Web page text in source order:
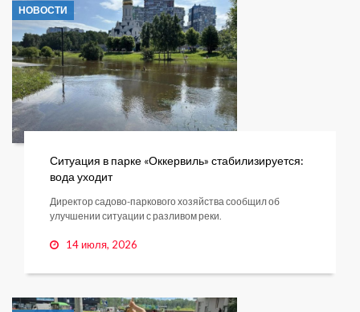
НОВОСТИ
Ситуация в парке «Оккервиль» стабилизируется:
вода уходит
Директор садово-паркового хозяйства сообщил об
улучшении ситуации с разливом реки.
14 июля, 2026